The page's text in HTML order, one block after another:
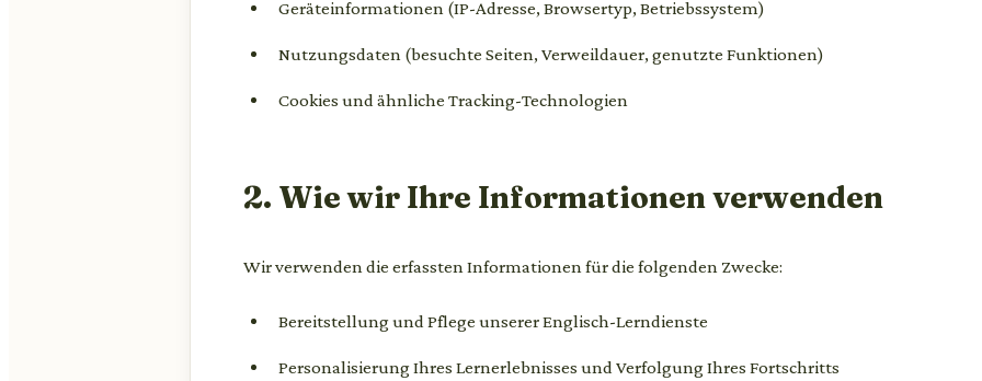
Geräteinformationen (IP-Adresse, Browsertyp, Betriebssystem)
Nutzungsdaten (besuchte Seiten, Verweildauer, genutzte Funktionen)
Cookies und ähnliche Tracking-Technologien
2. Wie wir Ihre Informationen verwenden
Wir verwenden die erfassten Informationen für die folgenden Zwecke:
Bereitstellung und Pflege unserer Englisch-Lerndienste
Personalisierung Ihres Lernerlebnisses und Verfolgung Ihres Fortschritts